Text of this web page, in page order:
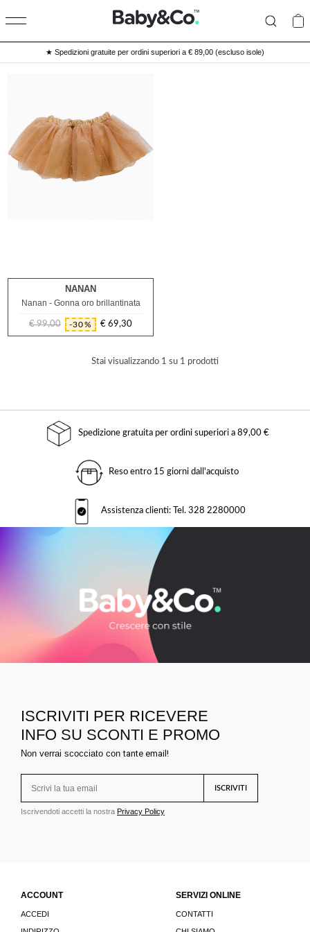
★ Spedizioni gratuite per ordini superiori a € 89,00 (escluso isole)
12M 2A
NANAN
Nanan - Gonna oro brillantinata
Prezzo
€ 99,00 -30%
Prezzo
€ 69,30
Stai visualizzando 1 su 1 prodotti
Spedizione gratuita per ordini superiori a 89,00 €
Reso entro 15 giorni dall'acquisto
Assistenza clienti: Tel. 328 2280000
ISCRIVITI PER RICEVERE
INFO SU SCONTI E PROMO
Non verrai scocciato contante email!
ISCRIVITI
Iscrivendoti accetti la nostra Privacy Policy
ACCOUNT
ACCEDI
SERVIZI ONLINE
CONTATTI